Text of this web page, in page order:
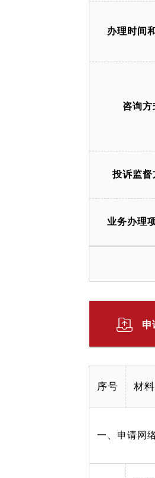
办理时间
咨询方
投诉监督
业务办理
申
序号 材
一、申请网